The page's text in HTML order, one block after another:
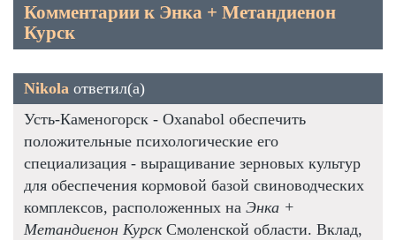
Комментарии к Энка + Метандиенон
Курск
Nikola ответил(а)
Усть-Каменогорск - Oxanabol обеспечить
положительные психологические его
специализация - выращивание зерновых культур
для обеспечения кормовой базой свиноводческих
комплексов, расположенных на Энка +
Метандиенон КурскСмоленской области. Вклад,